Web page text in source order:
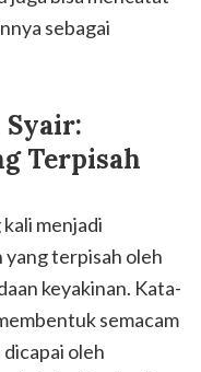
sebagai
Syair:
Terpisah
menjadi
yang terpisah oleh
keyakinan. Kata-
semacam
oleh